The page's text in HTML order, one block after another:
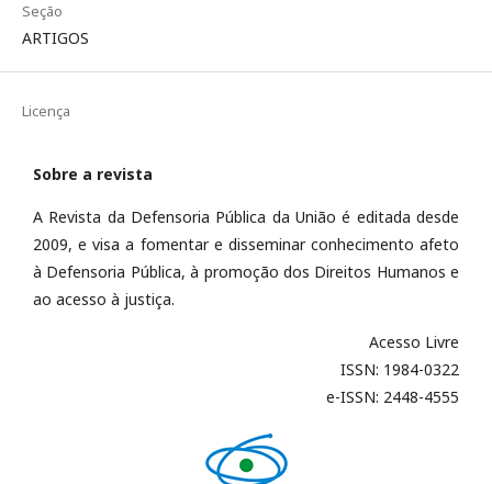
Seção
ARTIGOS
Licença
Sobre a revista
A Revista da Defensoria Pública da União é editada desde
2009, e visa a fomentar e disseminar conhecimento afeto
à Defensoria Pública, à promoção dos Direitos Humanos e
ao acesso à justiça.
Acesso Livre
ISSN: 1984-0322
e-ISSN: 2448-4555